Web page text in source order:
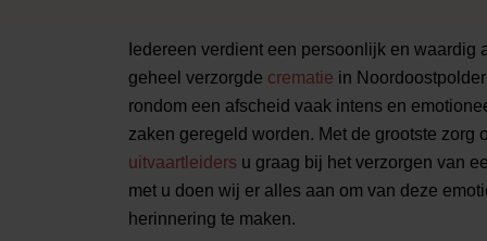
Iedereen verdient een persoonlijk en
geheel verzorgde crematie in
rondom een afscheid vaak intens en
zaken geregeld worden. Met de grootste zorg
uitvaartleiders u graag bij het verzorgen van
met u doen wij er alles aan om van deze
herinnering te maken.